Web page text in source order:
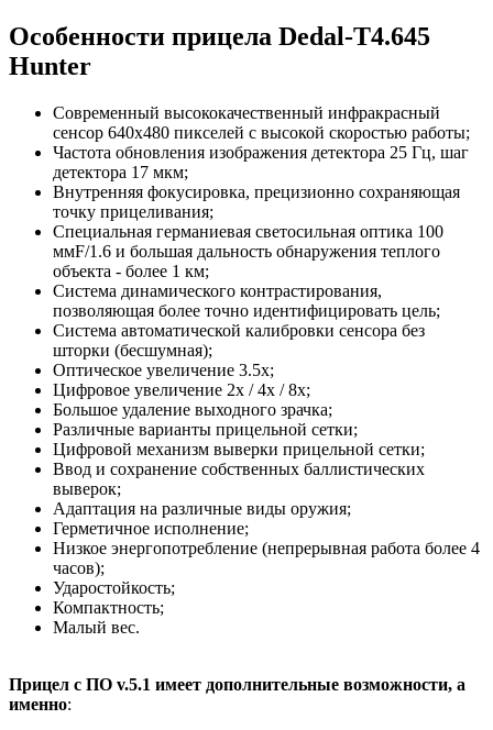
Особенности прицела Dedal-T4.645
Hunter
Современный высококачественный инфракрасный
сенсор 640x480 пикселей с высокой скоростью работы;
Частота обновления изображения детектора 25 Гц, шаг
детектора 17 мкм;
Внутренняя фокусировка, прецизионно сохраняющая
точку прицеливания;
Специальная германиевая светосильная оптика 100
ммF/1.6 и большая дальность обнаружения теплого
объекта - более 1 км;
Система динамического контрастирования,
позволяющая более точно идентифицировать цель;
Система автоматической калибровки сенсора без
шторки (бесшумная);
Оптическое увеличение 3.5x;
Цифровое увеличение 2x / 4x / 8x;
Большое удаление выходного зрачка;
Различные варианты прицельной сетки;
Цифровой механизм выверки прицельной сетки;
Ввод и сохранение собственных баллистических
выверок;
Адаптация на различные виды оружия;
Герметичное исполнение;
Низкое энергопотребление (непрерывная работа более 4
часов);
Ударостойкость;
Компактность;
Малый вес.
Прицел с ПО v.5.1 имеет дополнительные возможности, а
именно: